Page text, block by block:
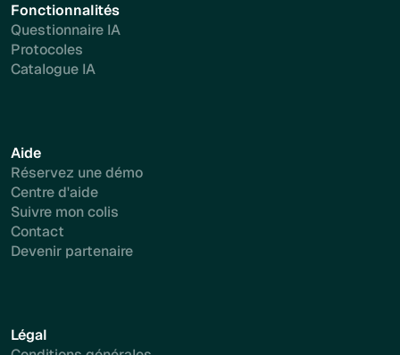
Fonctionnalités
Questionnaire IA
Protocoles
Catalogue IA
Aide
Réservez une démo
Centre d'aide
Suivre mon colis
Contact
Devenir partenaire
Légal